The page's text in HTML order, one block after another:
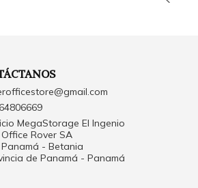
MegaStorage El Ingenio
Rover SA
- Betania
de Panamá - Panamá